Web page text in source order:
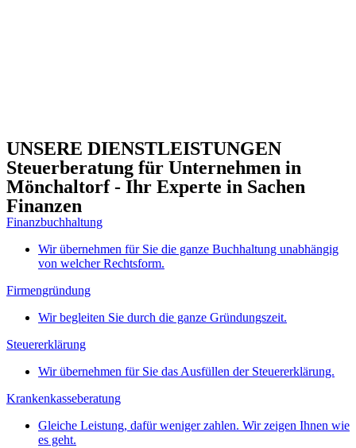
UNSERE DIENSTLEISTUNGEN
Steuerberatung für Unternehmen in
Mönchaltorf - Ihr Experte in Sachen
Finanzen
Finanzbuchhaltung
Wir übernehmen für Sie die ganze Buchhaltung unabhängig
von welcher Rechtsform.
Firmengründung
Wir begleiten Sie durch die ganze Gründungszeit.
Steuererklärung
Wir übernehmen für Sie das Ausfüllen der Steuererklärung.
Krankenkasseberatung
Gleiche Leistung, dafür weniger zahlen. Wir zeigen Ihnen wie
es geht.